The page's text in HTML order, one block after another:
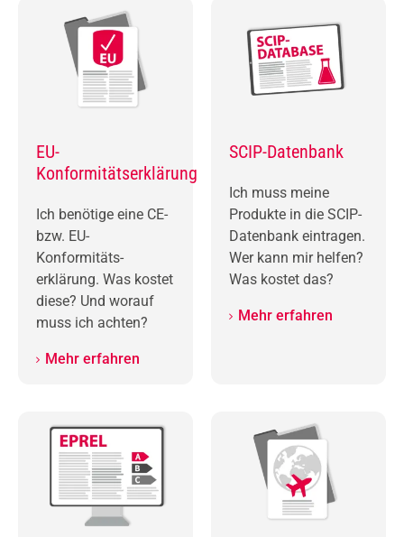
EU-
Konformitäts­erklärung
Ich benötige eine CE-
bzw. EU-
Konformitäts­
erklärung. Was kostet
diese? Und worauf
muss ich achten?
Mehr erfahren
SCIP-Datenbank
Ich muss meine
Produkte in die SCIP-
Datenbank eintragen.
Wer kann mir helfen?
Was kostet das?
Mehr erfahren